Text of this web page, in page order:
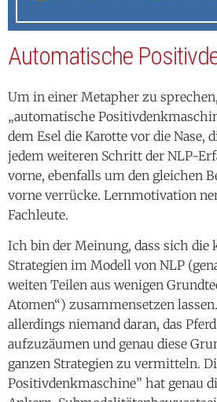
Automatische
Um in einer Metapher zu
„automatische
dem Esel die Karotte vor die Nase,
jedem weiteren Schritt der NLP-
vorne, ebenfalls um den gleichen
vorne verrücke. Lernmotivation
Fachleute.
Ich bin der Meinung, dass sich
Strategien im Modell von NLP
weiten Teilen aus wenigen
Atomen“) zusammensetzen
allerdings niemand daran, das
aufzuzäumen und genau diese
ganzen Strategien zu vermitteln.
Positivdenkmaschine” hat genau